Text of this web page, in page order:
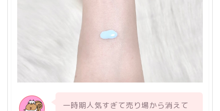
一時期人気すぎて売り場から消えて